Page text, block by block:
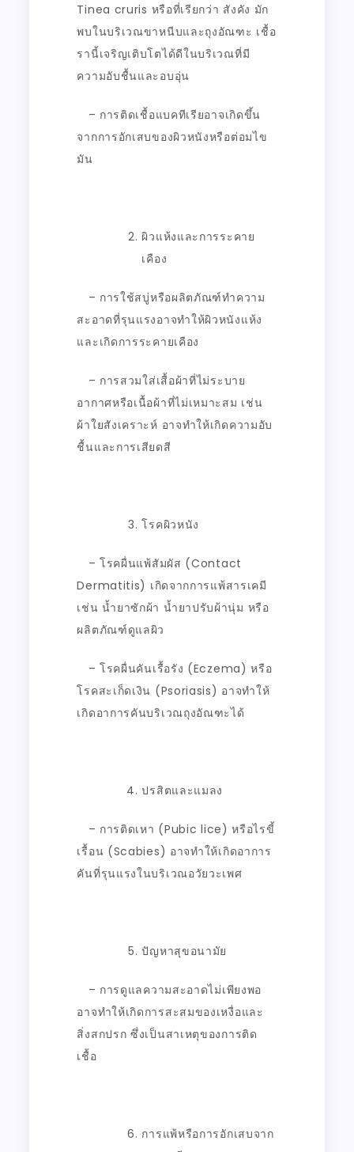
Tinea cruris หรือที่เรียกว่า สังคัง มัก
พบในบริเวณขาหนีบและถุงอัณฑะ เชื้อ
รานี้เจริญเติบโตได้ดีในบริเวณที่มี
ความอับชื้นและอบอุ่น
– การติดเชื้อแบคทีเรียอาจเกิดขึ้น
จากการอักเสบของผิวหนังหรือต่อมไข
มัน
ผิวแห้งและการระคาย
เคือง
– การใช้สบู่หรือผลิตภัณฑ์ทำความ
สะอาดที่รุนแรงอาจทำให้ผิวหนังแห้ง
และเกิดการระคายเคือง
– การสวมใส่เสื้อผ้าที่ไม่ระบาย
อากาศหรือเนื้อผ้าที่ไม่เหมาะสม เช่น
ผ้าใยสังเคราะห์ อาจทำให้เกิดความอับ
ชื้นและการเสียดสี
โรคผิวหนัง
– โรคผื่นแพ้สัมผัส (Contact
Dermatitis) เกิดจากการแพ้สารเคมี
เช่น น้ำยาซักผ้า น้ำยาปรับผ้านุ่ม หรือ
ผลิตภัณฑ์ดูแลผิว
– โรคผื่นคันเรื้อรัง (Eczema)หรือ
โรคสะเก็ดเงิน (Psoriasis) อาจทำให้
เกิดอาการคันบริเวณถุงอัณฑะได้
ปรสิตและแมลง
– การติดเหา (Pubic lice)หรือไรขี้
เรื้อน (Scabies) อาจทำให้เกิดอาการ
คันที่รุนแรงในบริเวณอวัยวะเพศ
ปัญหาสุขอนามัย
– การดูแลความสะอาดไม่เพียงพอ
อาจทำให้เกิดการสะสมของเหงื่อและ
สิ่งสกปรก ซึ่งเป็นสาเหตุของการติด
เชื้อ
การแพ้หรือการอักเสบจาก